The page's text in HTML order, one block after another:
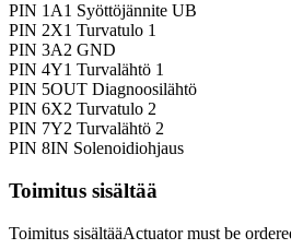
PIN 1 A1 Syöttöjännite UB
PIN 2X1 Turvatulo 1
PIN 3A2 GND
PIN 4Y1 Turvalähtö 1
PIN 5OUT Diagnoosilähtö
PIN 6X2 Turvatulo 2
PIN 7Y2 Turvalähtö 2
PIN 8IN Solenoidiohjaus
Toimitus sisältää
Toimitus sisältääActuator must be